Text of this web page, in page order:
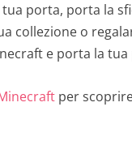
porta, porta la
collezione o
e porta la
per